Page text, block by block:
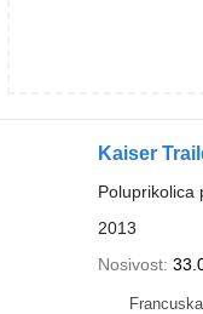
Kaiser
Poluprikolica
2013
Nosivost
Francuska